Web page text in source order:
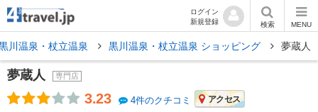
ログイン
新規登録
検索 MENU
川温泉・杖立温泉 黒川温泉・杖立温泉 ショッピング 夢蔵人
夢蔵人 専門店
3.23 4件のクチコミ アクセス